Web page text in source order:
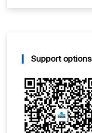
Support options